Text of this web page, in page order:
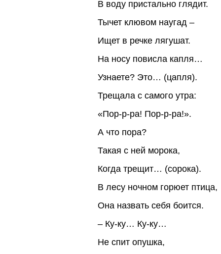
В воду пристально глядит.
Тычет клювом наугад –
Ищет в речке лягушат.
На носу повисла капля…
Узнаете? Это… (цапля).
Трещала с самого утра:
«Пор-р-ра! Пор-р-ра!».
А что пора?
Такая с ней морока,
Когда трещит… (сорока).
В лесу ночном горюет птица,
Она назвать себя боится.
– Ку-ку… Ку-ку…
Не спит опушка,